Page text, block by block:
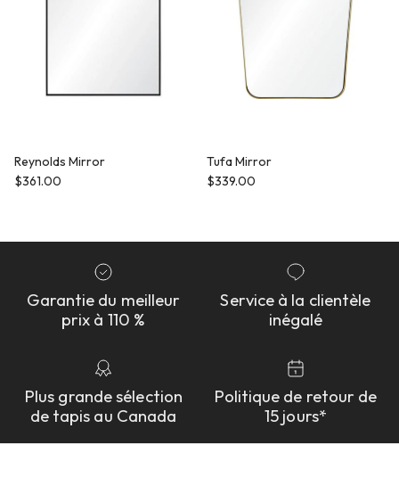
Reynolds Mirror
Prix habituel
$361.00
Tufa Mirror
Prix habituel
$339.00
Garantie du meilleur
prix à 110 %
Service à la clientèle
inégalé
Plus grande sélection
de tapis au Canada
Politique de retour de
15 jours*